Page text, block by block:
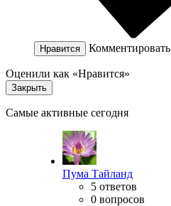
Нравится Комментировать
Оценили как «Нравится»
Закрыть
Самые активные сегодня
Пума Тайланд
5 ответов
0 вопросов